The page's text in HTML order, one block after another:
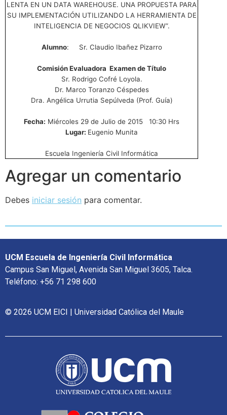
LENTA EN UN DATA WAREHOUSE. UNA PROPUESTA PARA
SU IMPLEMENTACIÓN UTILIZANDO LA HERRAMIENTA DE
INTELIGENCIA DE NEGOCIOS QLIKVIEW”.
Alumno: Sr. Claudio Ibañez Pizarro
Comisión Evaluadora Examen de Título
Sr. Rodrigo Cofré Loyola.
Dr. Marco Toranzo Céspedes
Dra. Angélica Urrutia Sepúlveda (Prof. Guía)
Fecha: Miércoles 29 de Julio de 2015 10:30 Hrs
Lugar: Eugenio Munita
Escuela Ingeniería Civil Informática
Agregar un comentario
Debes iniciar sesión para comentar.
UCM Escuela de Ingeniería Civil Informática
Campus San Miguel, Avenida San Miguel 3605, Talca.
Teléfono: +56 71 298 600
© 2026 UCM EICI | Universidad Católica del Maule